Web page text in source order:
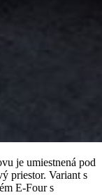
je umiestnená pod
priestor. Variant s
E-Four s